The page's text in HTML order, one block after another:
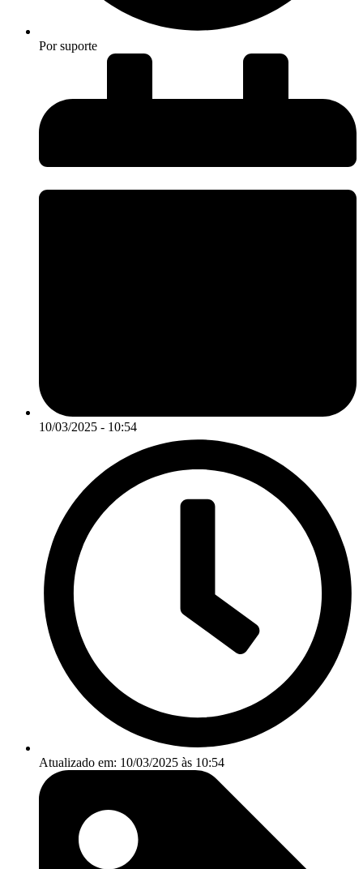
Porsuporte
10/03/2025 - 10:54
Atualizado em: 10/03/2025 às 10:54